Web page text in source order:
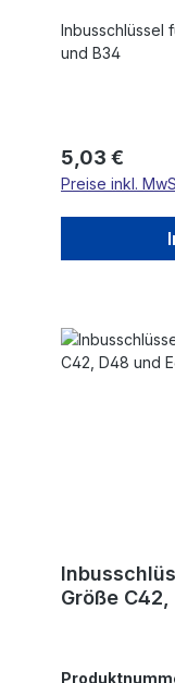
Inbusschlüssel
und B34
Regulärer
5,03 €
Preise inkl.
Größe